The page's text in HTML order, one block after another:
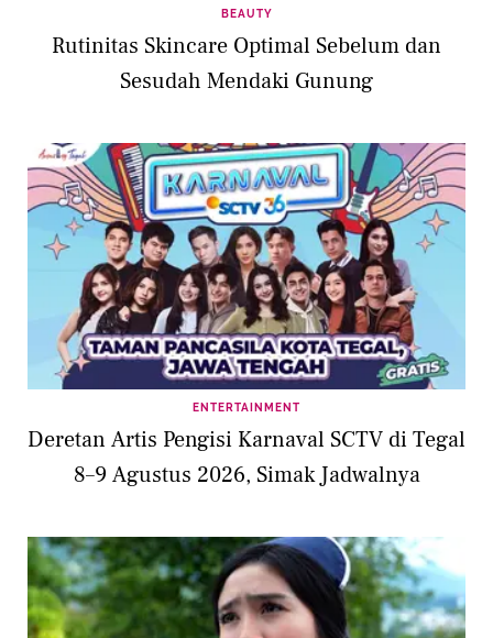
BEAUTY
Rutinitas Skincare Optimal Sebelum dan
Sesudah Mendaki Gunung
ENTERTAINMENT
Deretan Artis Pengisi Karnaval SCTV di Tegal
8–9 Agustus 2026, Simak Jadwalnya